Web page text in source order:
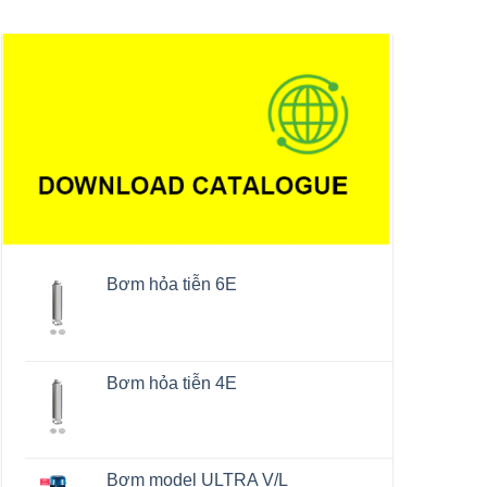
Bơm hỏa tiễn 6E
Bơm hỏa tiễn 4E
Bơm model ULTRA V/L